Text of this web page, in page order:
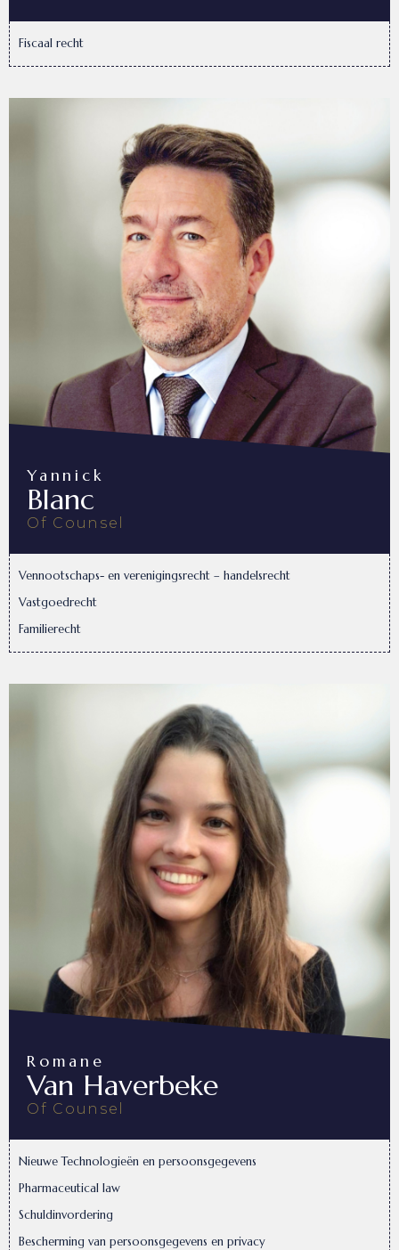
Fiscaal recht
Yannick
Blanc
Of Counsel
Vennootschaps- en verenigingsrecht – handelsrecht
Vastgoedrecht
Familierecht
Romane
Van Haverbeke
Of Counsel
Nieuwe Technologieën en persoonsgegevens
Pharmaceutical law
Schuldinvordering
Bescherming van persoonsgegevens en privacy